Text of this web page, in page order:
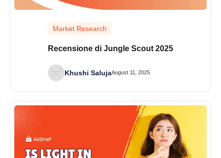
Market Research
Recensione di Jungle Scout 2025
Khushi SalujaAugust 11, 2025